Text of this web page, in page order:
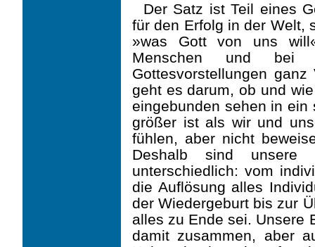
Der Satz ist Teil eines
für den Erfolg in der Welt,
»was Gott von uns
Menschen und bei
Gottesvorstellungen
geht es darum, ob und
eingebunden sehen in
größer ist als wir und
fühlen, aber nicht
Deshalb sind unsere
unterschiedlich: vom
die Auflösung alles
der Wiedergeburt bis zur
alles zu Ende sei. Unsere
damit zusammen, aber